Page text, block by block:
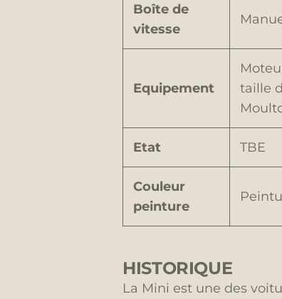
Boîte de
vitesse
Equipement
taille
Etat TBE
Couleur
peinture
HISTORIQUE
La Mini est une des